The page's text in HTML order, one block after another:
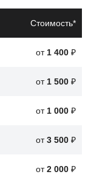
что повысит
Стоимость*
от 1 400 ₽
от 1 500 ₽
от 1 000 ₽
от3 500 ₽
от2 000 ₽